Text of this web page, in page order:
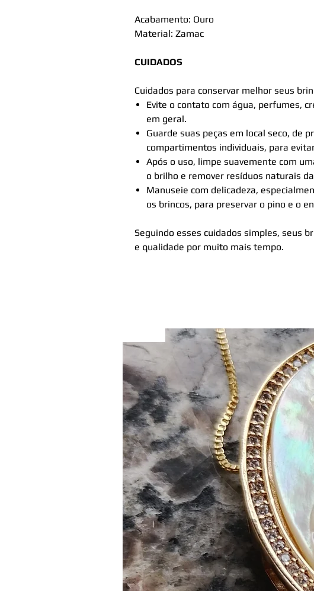
Acabamento: Ouro
Material: Zamac
CUIDADOS
Cuidados para conservar melhor seus
Evite o contato com água, perfumes,
em geral.
Guarde suas peças em local seco, de
compartimentos individuais, para
Após o uso, limpe suavemente com
o brilho e remover resíduos naturais
Manuseie com delicadeza,
os brincos, para preservar o pino e o
Seguindo esses cuidados simples, seus
e qualidade por muito mais tempo.